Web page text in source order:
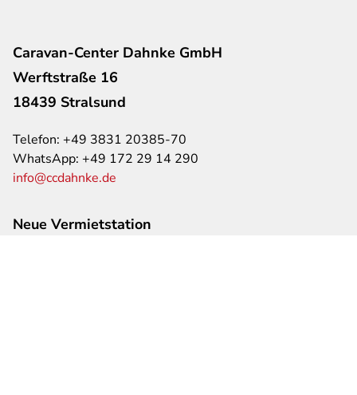
Caravan-Center Dahnke GmbH
Werftstraße 16
18439 Stralsund
Telefon: +49 3831 20385-70
WhatsApp: +49 172 29 14 290
info@ccdahnke.de
Neue Vermietstation